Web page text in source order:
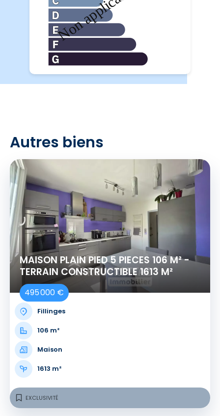
Autres biens
MAISON PLAIN PIED 5 PIECES 106 M² -
TERRAIN CONSTRUCTIBLE 1613 M²
495 000 €
Fillinges
106 m²
Maison
1613 m²
EXCLUSIVITÉ